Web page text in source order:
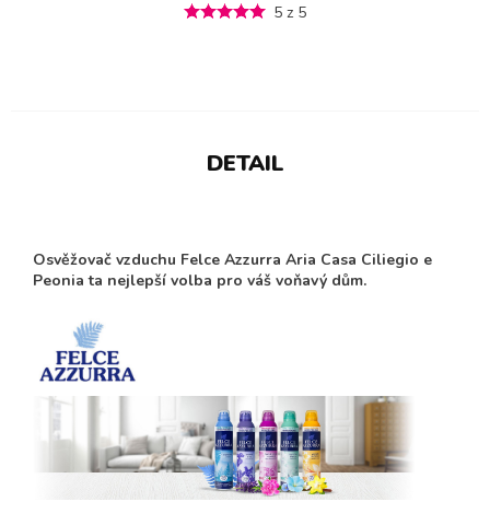
5 z 5
DETAIL
Osvěžovač vzduchu Felce Azzurra Aria Casa Ciliegio e
Peonia ta nejlepší volba pro váš voňavý dům.